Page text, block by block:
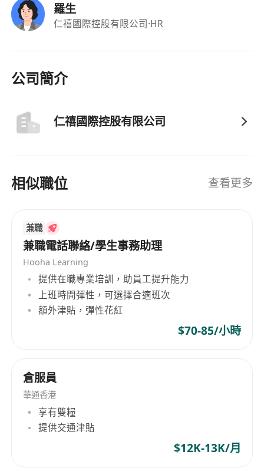
羅生
仁禧國際控股有限公司·HR
公司簡介
仁禧國際控股有限公司
相似職位 查看更多
兼職
兼職電話聯絡/學生事務助理
Hooha Learning
提供在職專業培訓，助員工提升能力
上班時間彈性，可選擇合適班次
額外津貼，彈性花紅
$70-85/小時
倉服員
華通香港
享有雙糧
提供交通津貼
$12K-13K/月